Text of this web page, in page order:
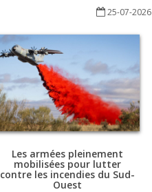
25-07-2026
Les armées pleinement
mobilisées pour lutter
contre les incendies du Sud-
Ouest